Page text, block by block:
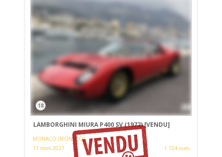
18
LAMBORGHINI MIURA P400 SV (1972)[VENDU]
MONACO (MONACO)
11 mars 2021
1 124 vues